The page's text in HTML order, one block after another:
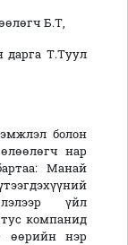
Б.Т,
дарга Т.Туул
болон
нар
Манай
үйл
компанид
өөрийн нэр